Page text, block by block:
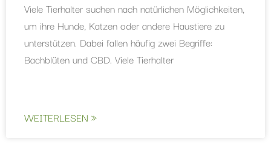
Viele Tierhalter suchen nach natürlichen Möglichkeiten,
um ihre Hunde, Katzen oder andere Haustiere zu
unterstützen. Dabei fallen häufig zwei Begriffe:
Bachblüten und CBD. Viele Tierhalter
WEITERLESEN »